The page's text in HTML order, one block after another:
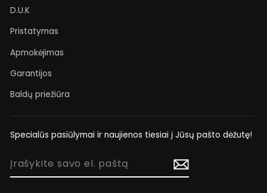
D.U.K
Pristatymas
Apmokėjimas
Garantijos
Baldų priežiūra
Specialūs pasiūlymai ir naujienos tiesiai į Jūsų pašto dėžutę!
ĮRAŠYKITE